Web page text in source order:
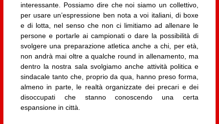
interessante. Possiamo dire che noi siamo un collettivo,
per usare un’espressione ben nota a voi italiani, di boxe
e di lotta, nel senso che non ci limitiamo ad allenare le
persone e portarle ai campionati o dare la possibilità di
svolgere una preparazione atletica anche a chi, per età,
non andrà mai oltre a qualche round in allenamento, ma
dentro la nostra sala svolgiamo anche attività politica e
sindacale tanto che, proprio da qua, hanno preso forma,
almeno in parte, le realtà organizzate dei precari e dei
disoccupati che stanno conoscendo una certa
espansione in città.